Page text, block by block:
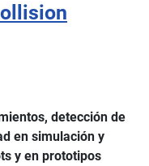
detección de
en simulación y
y en prototipos